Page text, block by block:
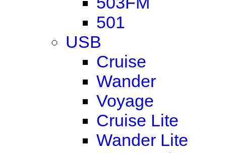
501
USB
Cruise
Wander
Voyage
Cruise Lite
Wander Lite